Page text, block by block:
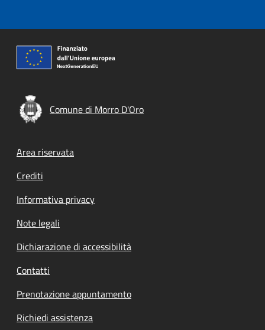
Comune di Morro D'Oro
Footer menu
Area riservata
Crediti
Informativa privacy
Note legali
Dichiarazione di accessibilità
Contatti
Prenotazione appuntamento
Richiedi assistenza